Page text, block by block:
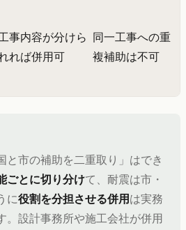
事内容が分けら
れば併用可
同一工事への重
複補助は不可
と市の補助を二重取り」はでき
ごとに切り分けて、耐震は市・
に役割を分担させる併用 は実務
。設計事務所や施工会社が併用